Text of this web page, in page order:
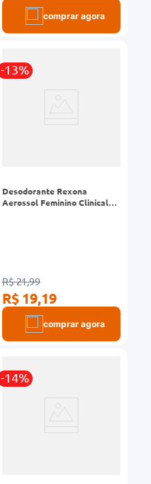
comprar agora
-13%
Desodorante Rexona
Aerossol Feminino Clinical
R$ 21,99
R$ 19,19
comprar agora
-14%